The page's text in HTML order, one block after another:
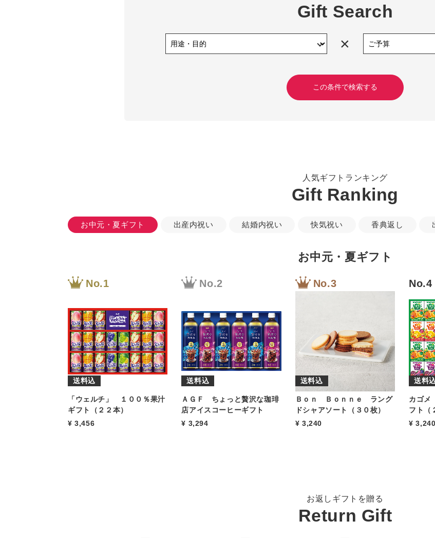
Gift Search
×
人気ギフトランキング
Gift Ranking
お中元・夏ギフト 出産内祝い 結婚内祝い 快気祝い 香典返し
お中元・夏ギフト
送料込
「ウェルチ」 １００％果汁
ギフト（２２本）
3,456
送料込
ＡＧＦ ちょっと贅沢な珈琲
店アイスコーヒーギフト
3,294
送料込
Ｂｏｎ Ｂｏｎｎｅ ラング
ドシャアソート（３０枚）
3,240
送料
カゴ
フト（
3,240
お返しギフトを贈る
Return Gift